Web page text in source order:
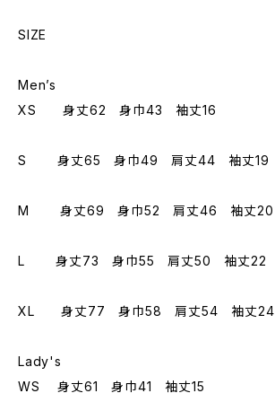
SIZE
Men’s
XS 身丈62 身巾43 袖丈16
S 身丈65 身巾49 肩丈44 袖丈19
M 身丈69 身巾52 肩丈46 袖丈20
L 身丈73 身巾55 肩丈50 袖丈22
XL 身丈77 身巾58 肩丈54 袖丈24
Lady's
WS 身丈61 身巾41 袖丈15